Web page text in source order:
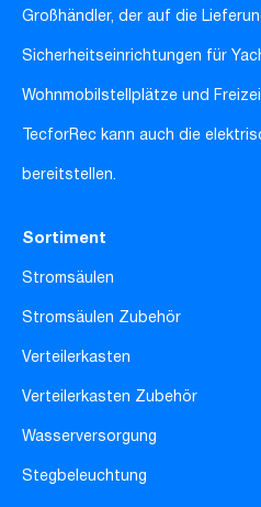
Großhändler, der auf die
Sicherheitseinrichtungen für
Wohnmobilstellplätze und
TecforRec kann auch die
bereitstellen.
Sortiment
Stromsäulen
Stromsäulen Zubehör
Verteilerkasten
Verteilerkasten Zubehör
Wasserversorgung
Stegbeleuchtung